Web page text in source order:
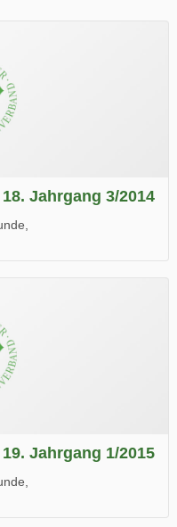
Jahrgang 3/2014
Jahrgang 1/2015